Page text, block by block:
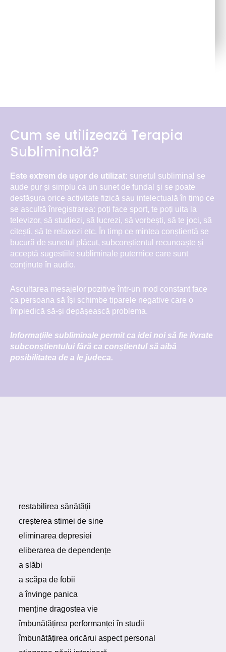
Cum se utilizează Terapia
Subliminală?
Este extrem de ușor de utilizat: sunetul subliminal se
aude pur și simplu ca un sunet de fundal și se poate
desfășura orice activitate fizică sau intelectuală în timp ce
se ascultă înregistrarea: poți face sport, te poți uita la
televizor, să studiezi, să lucrezi, să vorbești, să te joci, să
citești, să te relaxezi etc. În timp ce mintea conștientă se
bucură de sunetul plăcut, subconștientul recunoaște și
acceptă sugestiile subliminale puternice care sunt
conținute în audio.
Ascultarea mesajelor pozitive într-un mod constant face
ca persoana să își schimbe tiparele negative care o
împiedică să-și depășească problema.
Informațiile subliminale permit ca idei noi să fie livrate
subconștientului fără ca conștientul să aibă
posibilitatea de a le judeca.
​​restabilirea sănătății
creșterea stimei de sine
eliminarea depresiei
eliberarea de dependențe
a slăbi
a scăpa de fobii
a învinge panica
menține dragostea vie
îmbunătățirea performanței în studii
îmbunătățirea oricărui aspect personal